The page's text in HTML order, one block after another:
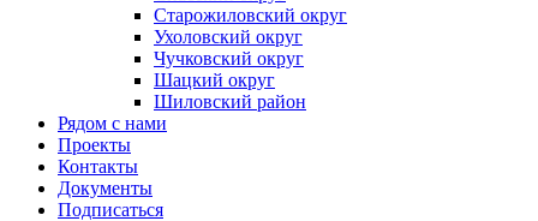
Старожиловский округ
Ухоловский округ
Чучковский округ
Шацкий округ
Шиловский район
Рядом с нами
Проекты
Контакты
Документы
Подписаться